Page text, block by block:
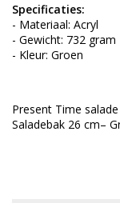
Specificaties:
- Materiaal: Acryl
- Gewicht: 732 gram
- Kleur: Groen
Present Time
Saladebak 26 cm–